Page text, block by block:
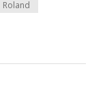
Roland